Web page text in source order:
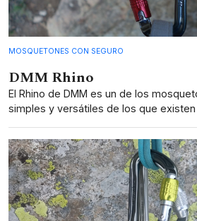
MOSQUETONES CON SEGURO
DMM Rhino
El Rhino de DMM es un de los
simples y versátiles de los que existen